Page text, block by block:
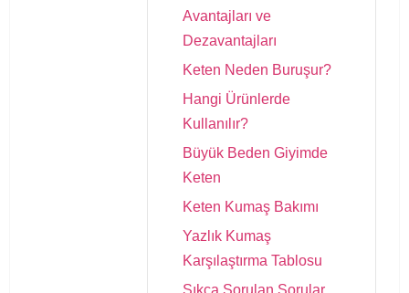
Avantajları ve
Dezavantajları
Keten Neden Buruşur?
Hangi Ürünlerde
Kullanılır?
Büyük Beden Giyimde
Keten
Keten Kumaş Bakımı
Yazlık Kumaş
Karşılaştırma Tablosu
Sıkça Sorulan Sorular